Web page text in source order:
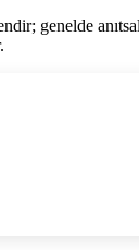
genelde